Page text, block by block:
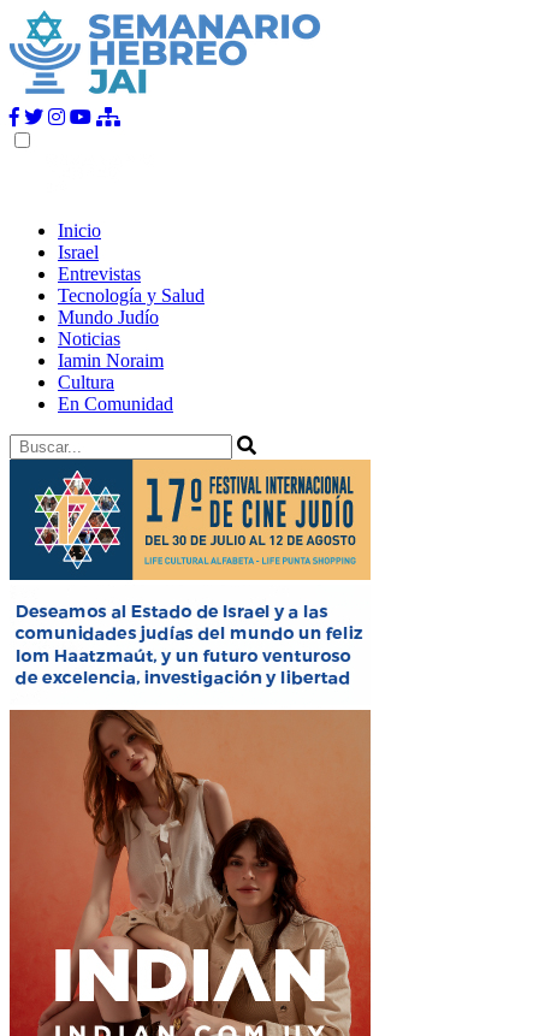
Inicio
Israel
Entrevistas
Tecnología y Salud
Mundo Judío
Noticias
Iamin Noraim
Cultura
En Comunidad